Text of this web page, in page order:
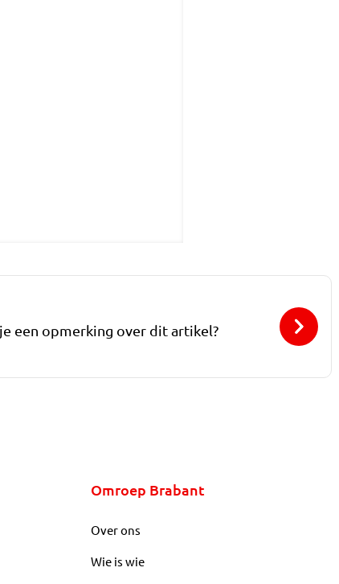
een opmerking over dit artikel?
Omroep Brabant
Over ons
Wie is wie